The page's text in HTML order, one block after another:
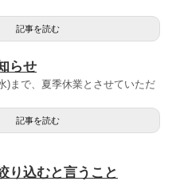
記事を読む
らせ
)まで、夏季休業とさせていただ
記事を読む
り込むと言うこと